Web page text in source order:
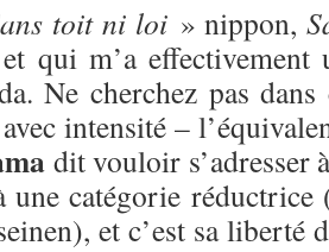
toit ni loi» nippon,
qui m’a
Ne cherchez pas
intensité –
dit vouloir s’adresser
une catégorie
et c’est sa liberté